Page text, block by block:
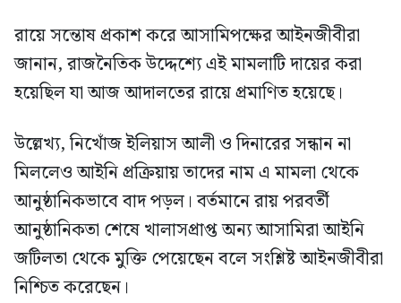
রায়ে সন্তোষ প্রকাশ করে আসামিপক্ষের আইনজীবীরা
জানান, রাজনৈতিক উদ্দেশ্যে এই মামলাটি দায়ের করা
হয়েছিল যা আজ আদালতের রায়ে প্রমাণিত হয়েছে।
উল্লেখ্য, নিখোঁজ ইলিয়াস আলী ও দিনারের সন্ধান না
মিললেও আইনি প্রক্রিয়ায় তাদের নাম এ মামলা থেকে
আনুষ্ঠানিকভাবে বাদ পড়ল। বর্তমানে রায় পরবর্তী
আনুষ্ঠানিকতা শেষে খালাসপ্রাপ্ত অন্য আসামিরা আইনি
জটিলতা থেকে মুক্তি পেয়েছেন বলে সংশ্লিষ্ট আইনজীবীরা
নিশ্চিত করেছেন।